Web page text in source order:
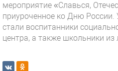
мероприятие «Славься,
приуроченное ко Дню России.
стали воспитанники
центра, а также школьники